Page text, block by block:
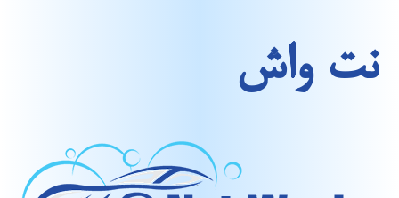
نت واش